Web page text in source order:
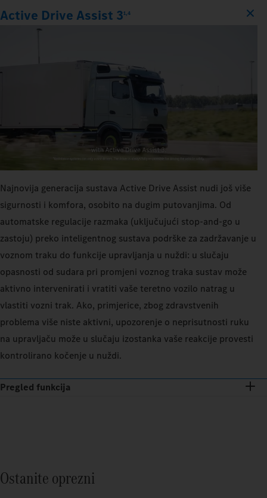
Active Drive Assist 31,4
Najnovija generacija sustava Active Drive Assist nudi još više
sigurnosti i komfora, osobito na dugim putovanjima. Od
automatske regulacije razmaka (uključujući stop-and-go u
zastoju) preko inteligentnog sustava podrške za zadržavanje u
voznom traku do funkcije upravljanja u nuždi: u slučaju
opasnosti od sudara pri promjeni voznog traka sustav može
aktivno intervenirati i vratiti vaše teretno vozilo natrag u
vlastiti vozni trak. Ako, primjerice, zbog zdravstvenih
problema više niste aktivni, upozorenje o neprisutnosti ruku
na upravljaču može u slučaju izostanka vaše reakcije provesti
kontrolirano kočenje u nuždi.
Pregled funkcija
Ostanite oprezni